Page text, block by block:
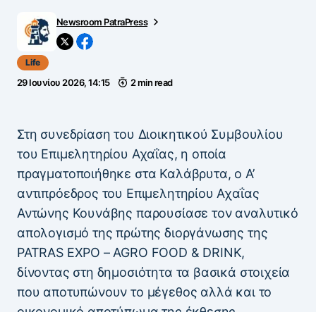
Newsroom PatraPress
Life
29 Ιουνίου 2026, 14:15 2 min read
Στη συνεδρίαση του Διοικητικού Συμβουλίου
του Επιμελητηρίου Αχαΐας, η οποία
πραγματοποιήθηκε στα Καλάβρυτα, ο Α’
αντιπρόεδρος του Επιμελητηρίου Αχαΐας
Αντώνης Κουνάβης παρουσίασε τον αναλυτικό
απολογισμό της πρώτης διοργάνωσης της
PATRAS EXPO – AGRO FOOD & DRINK,
δίνοντας στη δημοσιότητα τα βασικά στοιχεία
που αποτυπώνουν το μέγεθος αλλά και το